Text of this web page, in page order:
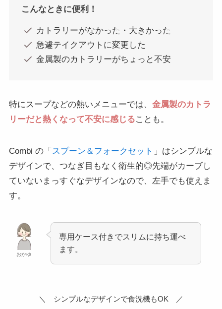
こんなときに便利！
カトラリーがなかった・大きかった
急遽テイクアウトに変更した
金属製のカトラリーがちょっと不安
特にスープなどの熱いメニューでは、 金属製のカトラ
リーだと熱くなって不安に感じることも。
Combi の「 スプーン＆フォークセット 」はシンプルな
デザインで、つなぎ目もなく衛生的◎先端がカーブし
ていないまっすぐなデザインなので、左手でも使えま
す。
おかゆ
専用ケース付きでスリムに持ち運べ
ます。
＼ シンプルなデザインで食洗機もOK ／